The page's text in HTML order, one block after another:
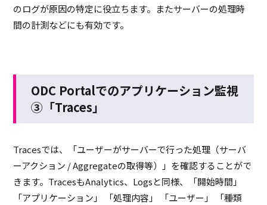
のログが原因の特定に役立ちます。またサーバーの処理時
間の計測などにも有効です。
ODC Portalでのアプリケーション監視
③「Traces」
Tracesでは、「ユーザーがサーバーで行った処理（サーバ
ーアクション / Aggregateの取得等）」を確認することがで
きます。 TracesもAnalytics、 Logsと同様、「開始時間」
「アプリケーション」 「処理内容」 「ユーザー」 「種類